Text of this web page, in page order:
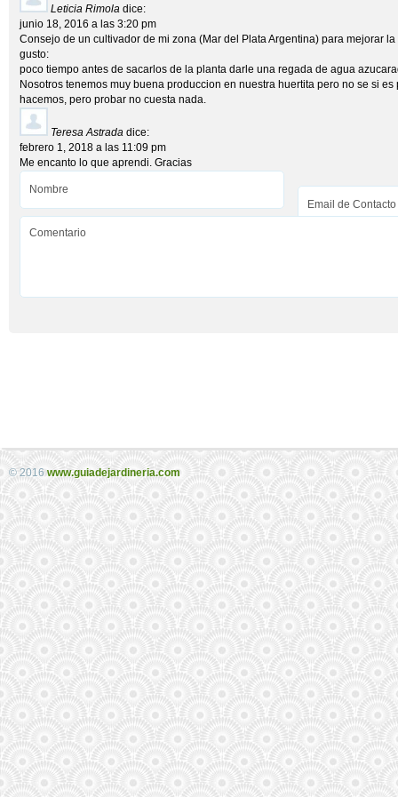
Leticia Rimola dice:
junio 18, 2016 a las 3:20 pm
Consejo de un cultivador de mi zona (Mar del Plata Argentina) para mejorar
gusto:
poco tiempo antes de sacarlos de la planta darle una regada de agua
Nosotros tenemos muy buena produccion en nuestra huertita pero no se si
hacemos, pero probar no cuesta nada.
Teresa Astrada dice:
febrero 1, 2018 a las 11:09 pm
Me encanto lo que aprendi. Gracias
© 2016 www.guiadejardineria.com